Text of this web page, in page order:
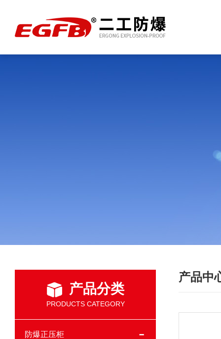
产品分类
PRODUCTS CATEGORY
防爆正压柜
产品中